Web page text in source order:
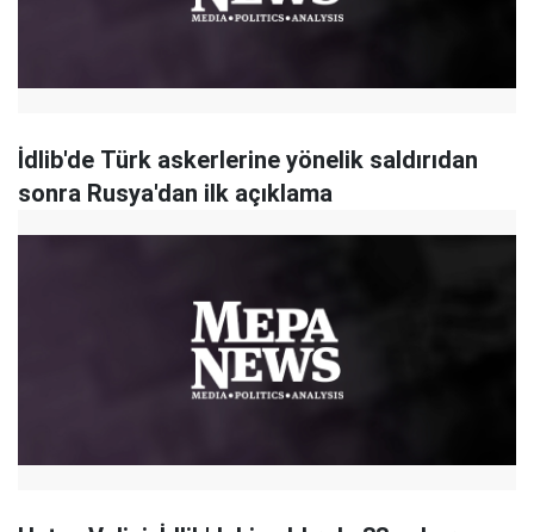
İdlib'de Türk askerlerine yönelik saldırıdan
sonra Rusya'dan ilk açıklama